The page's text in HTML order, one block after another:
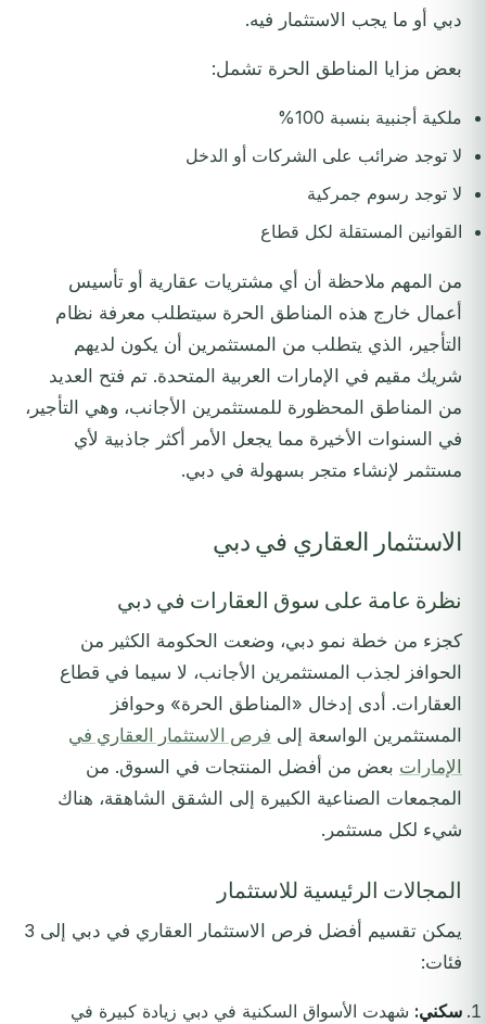
دبي أو ما يجب الاستثمار فيه.
بعض مزايا المناطق الحرة تشمل:
ملكية أجنبية بنسبة 100%
لا توجد ضرائب على الشركات أو الدخل
لا توجد رسوم جمركية
القوانين المستقلة لكل قطاع
من المهم ملاحظة أن أي مشتريات عقارية أو تأسيس
أعمال خارج هذه المناطق الحرة سيتطلب معرفة نظام
التأجير، الذي يتطلب من المستثمرين أن يكون لديهم
شريك مقيم في الإمارات العربية المتحدة. تم فتح العديد
من المناطق المحظورة للمستثمرين الأجانب، وهي التأجير،
في السنوات الأخيرة مما يجعل الأمر أكثر جاذبية لأي
مستثمر لإنشاء متجر بسهولة في دبي.
الاستثمار العقاري في دبي
نظرة عامة على سوق العقارات في دبي
كجزء من خطة نمو دبي، وضعت الحكومة الكثير من
الحوافز لجذب المستثمرين الأجانب، لا سيما في قطاع
العقارات. أدى إدخال «المناطق الحرة» وحوافز
المستثمرين الواسعة إلى فرص الاستثمار العقاري في
الإمارات بعض من أفضل المنتجات في السوق. من
المجمعات الصناعية الكبيرة إلى الشقق الشاهقة، هناك
شيء لكل مستثمر.
المجالات الرئيسية للاستثمار
يمكن تقسيم أفضل فرص الاستثمار العقاري في دبي إلى 3
فئات:
سكني: شهدت الأسواق السكنية في دبي زيادة كبيرة في